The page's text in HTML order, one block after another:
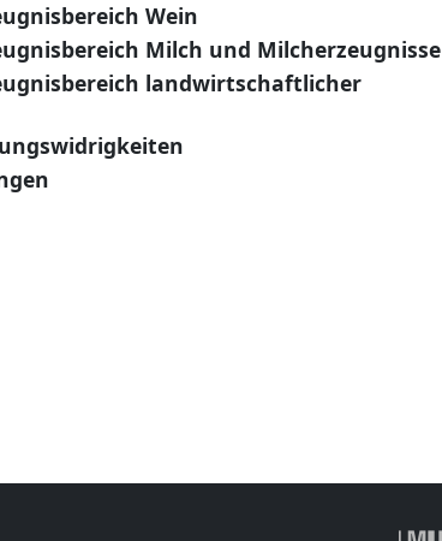
Wein
Milch und Milcherzeugnisse
landwirtschaftlicher